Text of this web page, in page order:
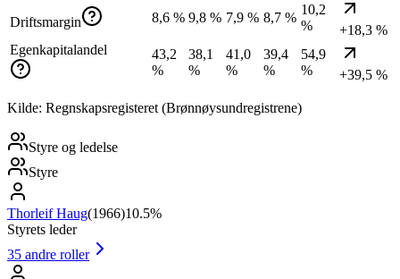
Driftsmargin 8,6 % 9,8 % 7,9 % 8,7 %
10,2
%
+18,3 %
Egenkapitalandel
43,2
%
38,1
%
41,0
%
39,4
%
54,9
%
+39,5 %
Kilde: Regnskapsregisteret (Brønnøysundregistrene)
Styre og ledelse
Styre
Thorleif Haug(1966)10.5%
Styrets leder
35 andre roller